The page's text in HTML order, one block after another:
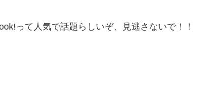
って人気で話題らしいぞ、見逃さないで！！